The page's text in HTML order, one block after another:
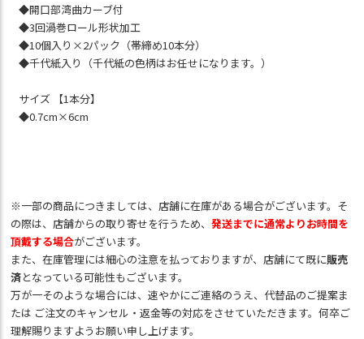
◆開口部湾曲カーブ付
◆3回渦巻ロール形状加工
◆10個入り×2パック（帯締め10本分）
◆千代紙入り（千代紙の色柄はお任せになります。）
サイズ 【1本分】
◆0.7cm×6cm
※一部の商品につきましては、店舗に在庫がある場合がございます。そ
の際は、店舗からの取り寄せを行うため、発送までに通常よりお時間を
頂戴する場合がございます。
また、在庫管理には細心の注意を払っておりますが、店舗にて既に販売
済となっている可能性もございます。
万が一そのような場合には、速やかにご連絡のうえ、代替品のご提案ま
たは ご注文のキャンセル・返金等の対応をさせていただきます。何卒ご
理解賜りますようお願い申し上げます。